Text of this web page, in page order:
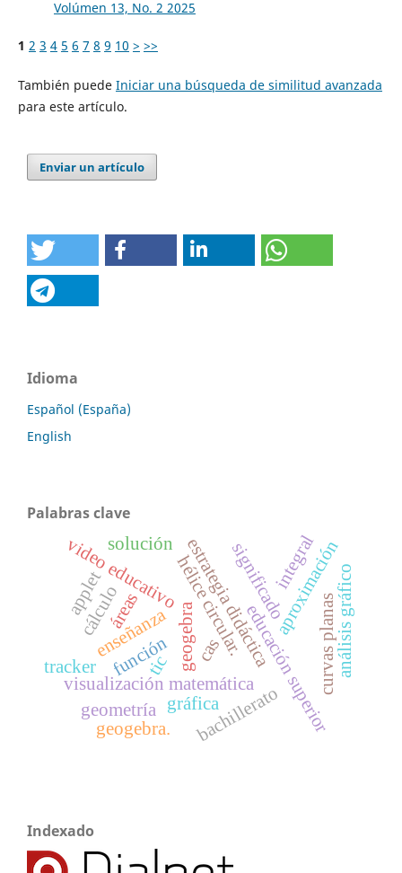
Volúmen 13, No. 2 2025
1 2 3 4 5 6 7 8 9 10 > >>
También puede Iniciar una búsqueda de similitud avanzada
para este artículo.
Enviar un artículo
Idioma
Español (España)
English
Palabras clave
educación superior
estrategia didáctica
geogebra
hélice circular.
video educativo
áreas
visualización matemática
aproximación
enseñanza curvas planas
significado
bachillerato
integral
función
solución
cálculo
gráfica
geometría
geogebra.
applet
cas
tic análisis gráfico
tracker
Indexado